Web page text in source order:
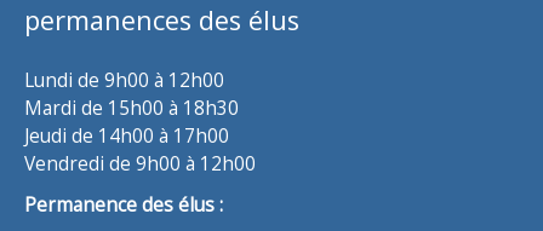
permanences des élus
Lundi de 9h00 à 12h00
Mardi de 15h00 à 18h30
Jeudi de 14h00 à 17h00
Vendredi de 9h00 à 12h00
Permanence des élus :